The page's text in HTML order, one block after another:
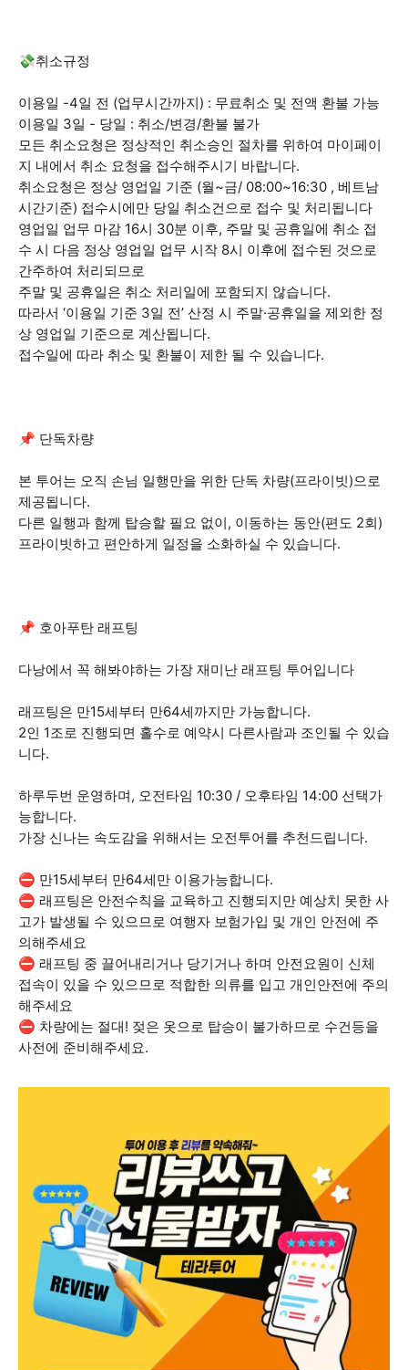
💸취소규정
이용일 -4일 전 (업무시간까지) : 무료취소 및 전액 환불 가능
이용일 3일 - 당일 : 취소/변경/환불 불가
모든 취소요청은 정상적인 취소승인 절차를 위하여 마이페이
지 내에서 취소 요청을 접수해주시기 바랍니다.
취소요청은 정상 영업일 기준 (월~금/ 08:00~16:30 , 베트남
시간기준) 접수시에만 당일 취소건으로 접수 및 처리됩니다
영업일 업무 마감 16시 30분 이후, 주말 및 공휴일에 취소 접
수 시 다음 정상 영업일 업무 시작 8시 이후에 접수된 것으로
간주하여 처리되므로
주말 및 공휴일은 취소 처리일에 포함되지 않습니다.
따라서 ‘이용일 기준 3일 전’ 산정 시 주말·공휴일을 제외한 정
상 영업일 기준으로 계산됩니다.
접수일에 따라 취소 및 환불이 제한 될 수 있습니다.
📌 단독차량
본 투어는 오직 손님 일행만을 위한 단독 차량(프라이빗)으로
제공됩니다.
다른 일행과 함께 탑승할 필요 없이, 이동하는 동안(편도 2회)
프라이빗하고 편안하게 일정을 소화하실 수 있습니다.
📌 호아푸탄 래프팅
다낭에서 꼭 해봐야하는 가장 재미난 래프팅 투어입니다
래프팅은 만15세부터 만64세까지만 가능합니다.
2인 1조로 진행되면 홀수로 예약시 다른사람과 조인될 수 있습
니다.
하루두번 운영하며, 오전타임 10:30 / 오후타임 14:00 선택가
능합니다.
가장 신나는 속도감을 위해서는 오전투어를 추천드립니다.
⛔ 만15세부터 만64세만 이용가능합니다.
⛔ 래프팅은 안전수칙을 교육하고 진행되지만 예상치 못한 사
고가 발생될 수 있으므로 여행자 보험가입 및 개인 안전에 주
의해주세요
⛔ 래프팅 중 끌어내리거나 당기거나 하며 안전요원이 신체
접속이 있을 수 있으므로 적합한 의류를 입고 개인안전에 주의
해주세요
⛔ 차량에는 절대! 젖은 옷으로 탑승이 불가하므로 수건등을
사전에 준비해주세요.